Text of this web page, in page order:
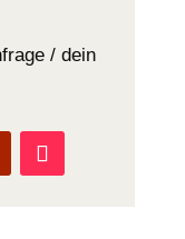
/ dein